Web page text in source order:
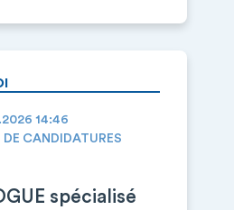
14:46
DE CANDIDATURES
spécialisé